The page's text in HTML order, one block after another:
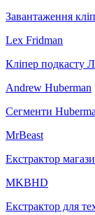
Завантаження
Lex Fridman
Кліпер подкасту
Andrew Huberman
Сегменти
MrBeast
Екстрактор
MKBHD
Екстрактор для